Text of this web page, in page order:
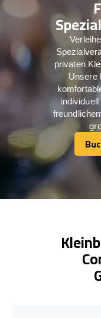
privaten
Unsere